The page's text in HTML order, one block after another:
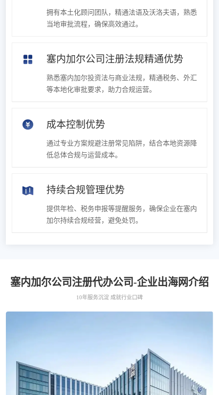
拥有本土化顾问团队，精通法语及沃洛夫语，熟悉
当地审批流程，确保高效通过。
塞内加尔公司注册法规精通优势
熟悉塞内加尔投资法与商业法规，精通税务、外汇
等本地化审批要求，助力合规运营。
成本控制优势
通过专业方案规避注册常见陷阱，结合本地资源降
低总体合规与运营成本。
持续合规管理优势
提供年检、税务申报等提醒服务，确保企业在塞内
加尔持续合规经营，避免处罚。
塞内加尔公司注册代办公司-企业出海网介绍
10年服务沉淀 成就行业口碑